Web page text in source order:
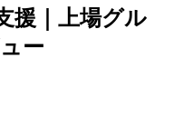
援｜上場グル
ー